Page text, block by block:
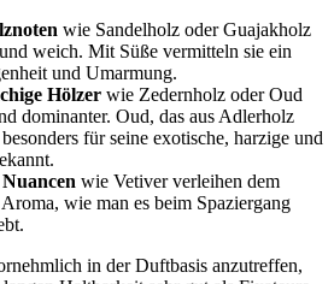
wie Sandelholz oder Guajakholz
weich. Mit Süße vermitteln sie ein
und Umarmung.
Hölzer wie Zedernholz oder Oud
dominanter. Oud, das aus Adlerholz
für seine exotische, harzige und
wie Vetiver verleihen dem
wie man es beim Spaziergang
in der Duftbasis anzutreffen,